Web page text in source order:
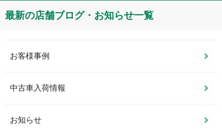
最新の店舗ブログ・お知らせ一覧
お客様事例
中古車入荷情報
お知らせ